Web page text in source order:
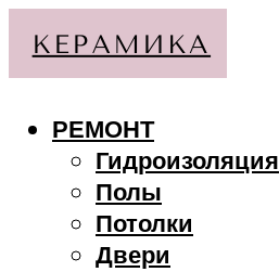
РЕМОНТ
Гидроизоляция
Полы
Потолки
Двери